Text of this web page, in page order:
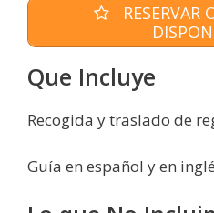
RESERVAR
Que Incluye
Recogida y traslado de
Guía en español y en